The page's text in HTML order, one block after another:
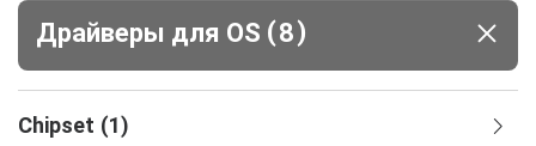
Драйверы для ОS (8)
Chipset (1)